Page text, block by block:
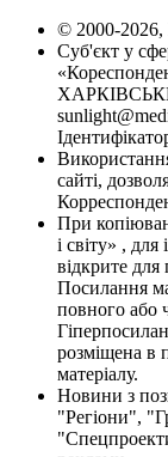
© 2000-2026,
Суб'єкт у
сайті,
При
і світу» ,
відкрите
Посилання
повного або
розміщена в
матеріалу.
Новини з
"Регіони",